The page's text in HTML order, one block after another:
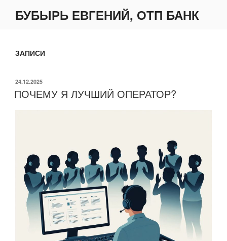
БУБЫРЬ ЕВГЕНИЙ, ОТП БАНК
ЗАПИСИ
ОПУБЛИКОВАНО
24.12.2025
ПОЧЕМУ Я ЛУЧШИЙ ОПЕРАТОР?